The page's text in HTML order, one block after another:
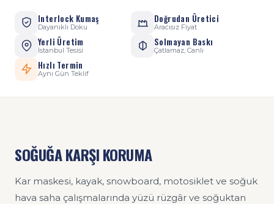
Interlock Kumaş
Dayanıklı Doku
Doğrudan Üretici
Aracısız Fiyat
Yerli Üretim
İstanbul Tesisi
Solmayan Baskı
Çatlamaz, Canlı
Hızlı Termin
Aynı Gün Teklif
SOĞUĞA KARŞI KORUMA
Kar maskesi, kayak, snowboard, motosiklet ve soğuk
hava saha çalışmalarında yüzü rüzgâr ve soğuktan